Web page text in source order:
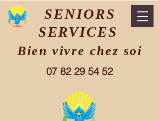
SENIORS
SERVICES
Bien vivre chez soi
07 82 29 54 52